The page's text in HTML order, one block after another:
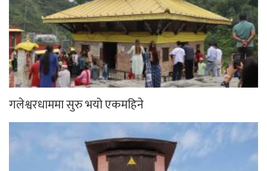
गलेश्वरधाममा सुरु भयो एकमहिने